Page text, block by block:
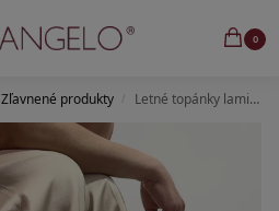
0
Zľavnené produkty Letné topánky laminato ottone nappa nude